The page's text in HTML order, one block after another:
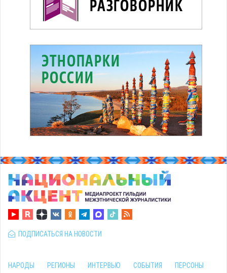
ПОДПИСАТЬСЯ НА НОВОСТИ
НАРОДЫ РЕГИОНЫ ИНТЕРВЬЮ СОБЫТИЯ
ПЕРСОНЫ